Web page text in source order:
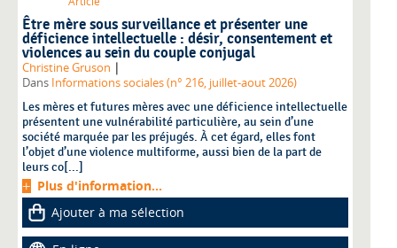
Être mère sous surveillance et présenter une
déficience intellectuelle : désir, consentement et
violences au sein du couple conjugal
Christine Gruson |
Dans Informations sociales (n° 216, juillet-aout 2026)
Les mères et futures mères avec une déficience intellectuelle
présentent une vulnérabilité particulière, au sein d’une
société marquée par les préjugés. À cet égard, elles font
l’objet d’une violence multiforme, aussi bien de la part de
leurs co[...]
Plus d'information...
Ajouter à ma sélection